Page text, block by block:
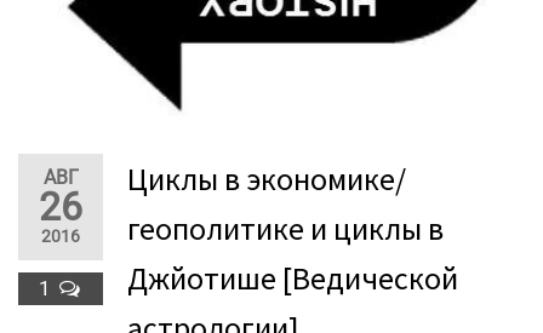
АВГ
26
2016
1
​Циклы в экономике/
геополитике и циклы в
Джйотише [Ведической